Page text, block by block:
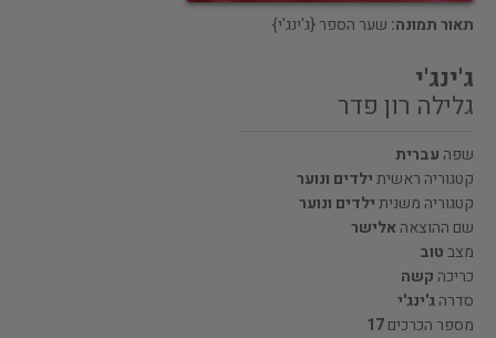
תאור תמונה: שער הספר {ג'ינג'י}
ג'ינג'י
גלילה רון פדר
שפה עברית
קטגוריה ראשיתילדים ונוער
קטגוריה משניתילדים ונוער
שם ההוצאהאלישר
מצבטוב
כריכה קשה
סדרהג'ינג'י
מספר הכרכים17